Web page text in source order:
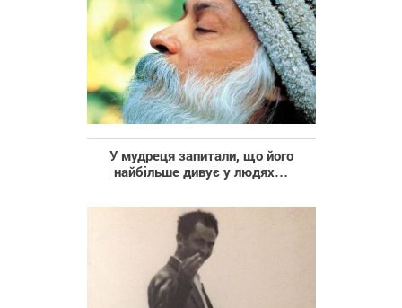
У мудреця запитали, що його
найбільше дивує у людях…